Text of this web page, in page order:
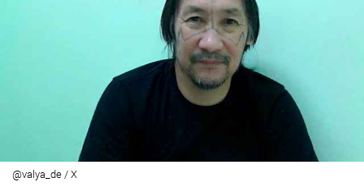
@valya_de / X